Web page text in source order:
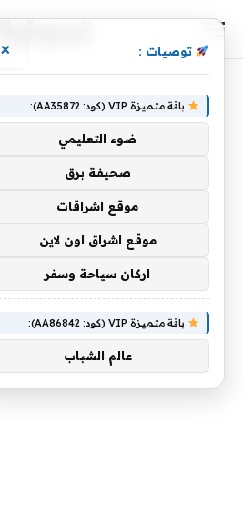
توصيات : ×
باقة متميزة VIP (كود: AA35872):
ضوء التعليمي
صحيفة برق
موقع اشراقات
موقع اشراق اون لاين
اركان سياحة وسفر
باقة متميزة VIP (كود: AA86842):
عالم الشباب